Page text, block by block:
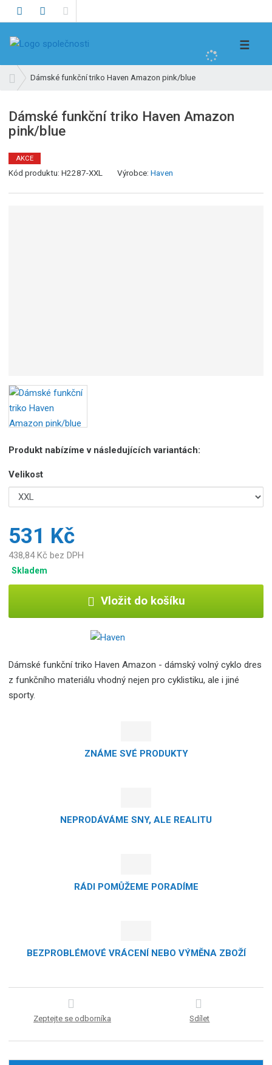
d
☰
v
d
n
s
t
Dámské funkční triko Haven Amazon pink/blue
Dámské funkční triko Haven Amazon
pink/blue
AKCE
Kód produktu:H2287-XXL Výrobce:Haven
Produkt nabízíme v následujících variantách:
Velikost
531 Kč
438,84 Kč bez DPH
Skladem
Vložit do košíku
Dámské funkční triko Haven Amazon - dámský volný cyklo dres
z funkčního materiálu vhodný nejen pro cyklistiku, ale i jiné
sporty.
ZNÁME SVÉ PRODUKTY
NEPRODÁVÁME SNY, ALE REALITU
RÁDI POMŮŽEME PORADÍME
BEZPROBLÉMOVÉ VRÁCENÍ NEBO VÝMĚNA ZBOŽÍ
Zeptejte se odborníka Sdílet